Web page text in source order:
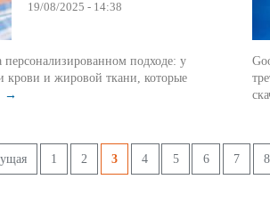
19/08/2025 - 14:38
персонализированном подходе: у
крови и жировой ткани, которые
→
1 2 3 4 5 6 7 8